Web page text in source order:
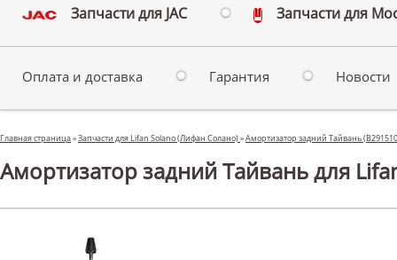
Запчасти для JAC Запчасти для
Оплата и доставка Гарантия Новости
Главная страница»Запчасти для Lifan Solano (Лифан Солано)»Амортизатор задний Тайвань
Амортизатор задний Тайвань для